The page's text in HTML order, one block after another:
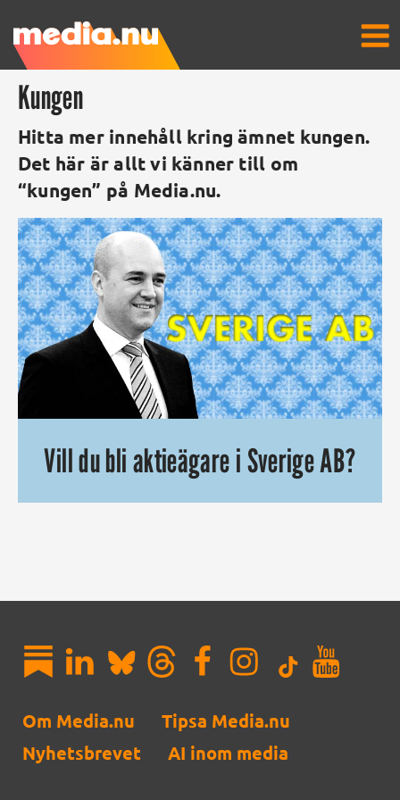
Kungen
Hitta mer innehåll kring ämnet kungen.
Det här är allt vi känner till om
“kungen” på Media.nu.
Vill du bli aktieägare i Sverige AB?
Visst kan ”ministrar” och ”regering” låta bra, men om
Om Media.nu
Tipsa Media.nu
Nyhetsbrevet
AI inom media